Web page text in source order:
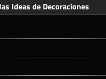
Ideas de Decoraciones